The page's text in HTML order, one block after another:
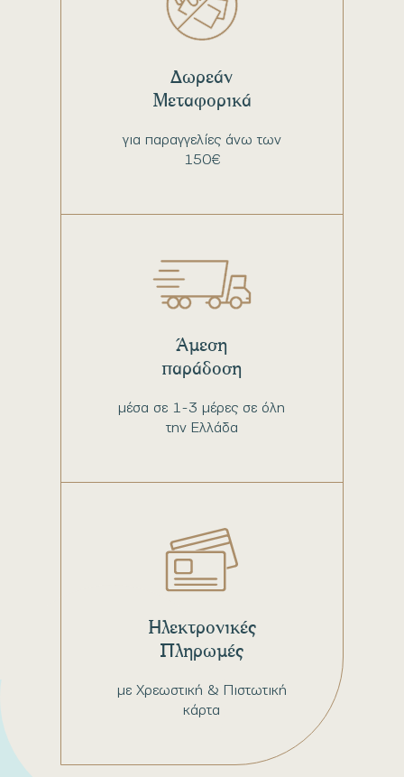
για παραγγελίες άνω των
150€
Δωρεάν
Μεταφορικά
μέσα σε 1-3 μέρες σε όλη
την Ελλάδα
Άμεση
παράδοση
με Χρεωστική & Πιστωτική
κάρτα
Ηλεκτρονικές
Πληρωμές